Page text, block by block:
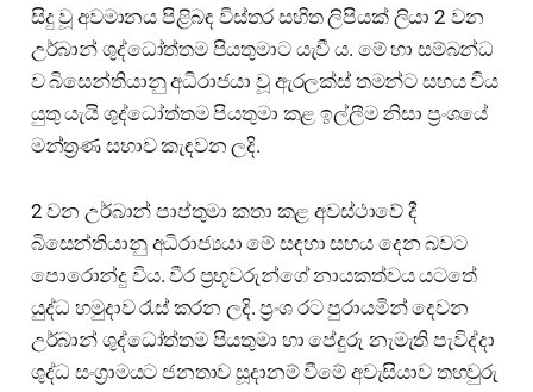
සිදු වූ අවමානය පිළිබඳ විස්තර සහිත ලිපියක් ලියා 2 වන
උර්බාන් ශුද්ධෝත්තම පියතුමාට යැවී ය. මේ හා සම්බන්ධ
ව බිසෙන්තියානු අධිරාජයා වූ ඇරලක්ස් තමන්ට සහය විය
යුතු යැයි ශුද්ධෝත්තම පියතුමා කළ ඉල්ලීම නිසා ප්‍රංශයේ
මන්ත්‍රණ සභාව කැඳවන ලදි.
2 වන උර්බාන් පාප්තුමා කතා කළ අවස්ථාවේ දී
බිසෙන්තියානු අධිරාජ්‍යයා මේ සඳහා සහය දෙන බවට
පොරොන්දු විය. වීර ප්‍රභූවරුන්ගේ නායකත්වය යටතේ
යුද්ධ හමුදාව රැස් කරන ලදි. ප්‍රංශ රට පුරායමින් දෙවන
උර්බාන් ශුද්ධෝත්තම පියතුමා හා පේදුරු නැමැති පැවිද්දා
ශුද්ධ සංග්‍රාමයට ජනතාව සූදානම් වීමේ අවැසියාව තහවුරු